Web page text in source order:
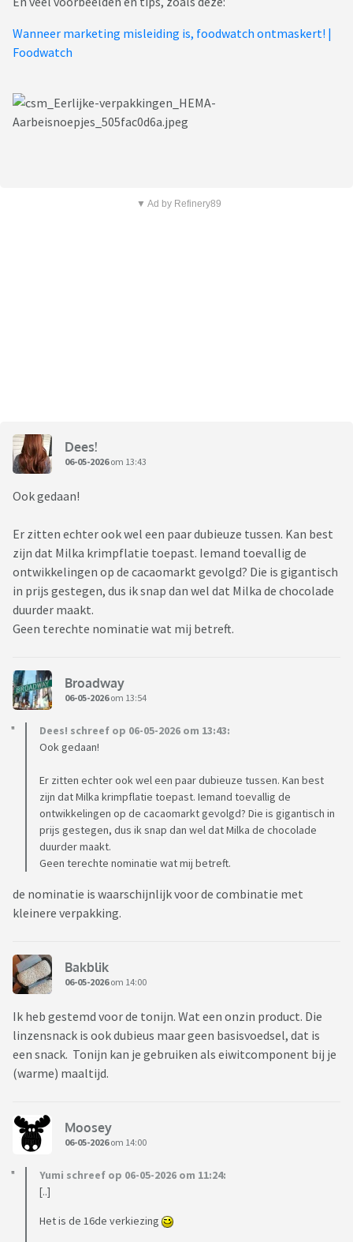
Wanneer marketing misleiding is, foodwatch ontmaskert! |
Foodwatch
▼ Ad by Refinery89
Dees!
06-05-2026om 13:43
Ook gedaan!
Er zitten echter ook wel een paar dubieuze tussen. Kan best
zijn dat Milka krimpflatie toepast. Iemand toevallig de
ontwikkelingen op de cacaomarkt gevolgd? Die is gigantisch
in prijs gestegen, dus ik snap dan wel dat Milka de chocolade
duurder maakt.
Geen terechte nominatie wat mij betreft.
Broadway
06-05-2026om 13:54
Dees! schreef op 06-05-2026 om 13:43:
Ook gedaan!
Er zitten echter ook wel een paar dubieuze tussen. Kan best
zijn dat Milka krimpflatie toepast. Iemand toevallig de
ontwikkelingen op de cacaomarkt gevolgd? Die is gigantisch in
prijs gestegen, dus ik snap dan wel dat Milka de chocolade
duurder maakt.
Geen terechte nominatie wat mij betreft.
de nominatie is waarschijnlijk voor de combinatie met
kleinere verpakking.
Bakblik
06-05-2026om 14:00
Ik heb gestemd voor de tonijn. Wat een onzin product. Die
linzensnack is ook dubieus maar geen basisvoedsel, dat is
een snack. Tonijn kan je gebruiken als eiwitcomponent bij je
(warme) maaltijd.
Moosey
06-05-2026om 14:00
Yumi schreef op 06-05-2026 om 11:24:
[..]
Het is de 16de verkiezing